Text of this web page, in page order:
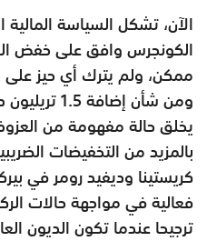
الآن، تشكل السياسة المالية
الكونجرس وافق على خفض
ممكن، ولم يترك أي حيز على
ومن شأن
يخلق حالة مفهومة من
بالمزيد من التخفيضات
كريستينا وديفيد رومر في
فعالية في مواجهة حالات
ترجيحا عندما تكون الديون